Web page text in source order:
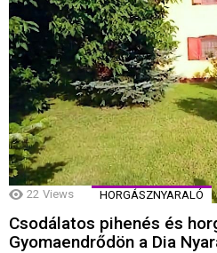
22 Views HORGÁSZNYARALÓ
Csodálatos pihenés és
Gyomaendrődön a Dia